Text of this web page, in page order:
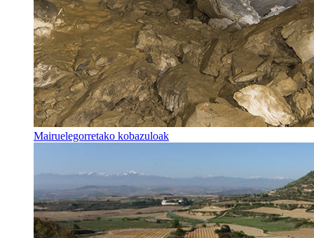
Mairuelegorretako kobazuloak